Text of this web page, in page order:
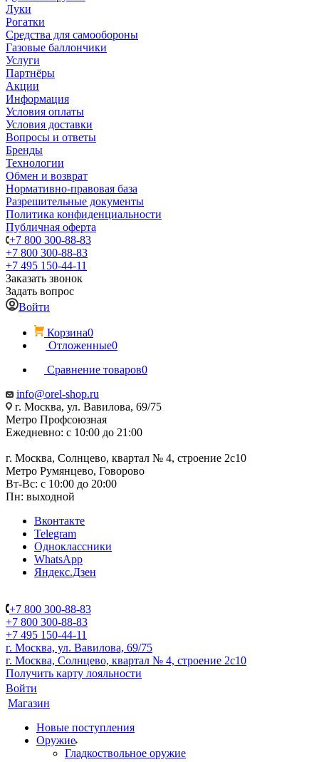
Луки
Рогатки
Средства для самообороны
Газовые баллончики
Услуги
Партнёры
Акции
Информация
Условия оплаты
Условия доставки
Вопросы и ответы
Бренды
Технологии
Обмен и возврат
Нормативно-правовая база
Разрешительные документы
Политика конфиденциальности
Публичная оферта
+7 800 300-88-83
+7 800 300-88-83
+7 495 150-44-11
Заказать звонок
Задать вопрос
Войти
Корзина0
Отложенные0
Сравнение товаров0
info@orel-shop.ru
г. Москва, ул. Вавилова, 69/75
Метро Профсоюзная
Ежедневно: с 10:00 до 21:00
г. Москва, Солнцево, квартал № 4, строение 2с10
Метро Румянцево, Говорово
Вт-Вс: с 10:00 до 20:00
Пн: выходной
Вконтакте
Telegram
Одноклассники
WhatsApp
Яндекс.Дзен
+7 800 300-88-83
+7 800 300-88-83
+7 495 150-44-11
г. Москва, ул. Вавилова, 69/75
г. Москва, Солнцево, квартал № 4, строение 2с10
Получить карту лояльности
Войти
Магазин
Новые поступления
Оружие
Гладкоствольное оружие